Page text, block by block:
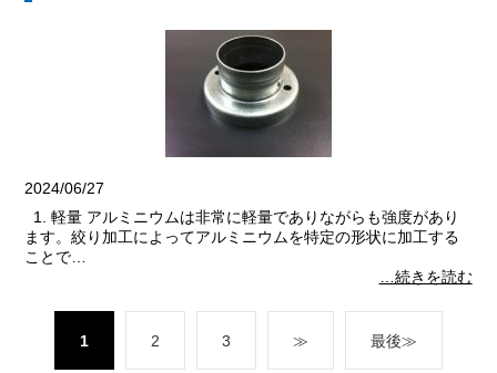
2024/06/27
1. 軽量 アルミニウムは非常に軽量でありながらも強度があり
ます。絞り加工によってアルミニウムを特定の形状に加工する
ことで…
…続きを読む
1 2 3 ≫ 最後≫